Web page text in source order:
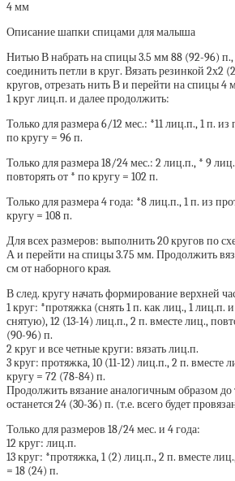
4 мм
Описание шапки спицами для малыша
Нитью В набрать на спицы 3.5 мм 88 (92-96) п.,
соединить петли в круг. Вязать резинкой 2х2
кругов, отрезать нить В и перейти на спицы
1 круг лиц.п. и далее продолжить:
Только для размера 6/12 мес.: *11 лиц.п., 1 п.
по кругу = 96 п.
Только для размера 18/24 мес.: 2 лиц.п., * 9
повторять от * по кругу = 102 п.
Только для размера 4 года: *8 лиц.п., 1 п. из
кругу = 108 п.
Для всех размеров: выполнить 20 кругов по
А и перейти на спицы 3.75 мм. Продолжить
см от наборного края.
В след. кругу начать формирование верхней
1 круг: *протяжка (снять 1 п. как лиц., 1 лиц.п.
снятую), 12 (13-14) лиц.п., 2 п. вместе лиц.,
(90-96) п.
2 круг и все четные круги: вязать лиц.п.
3 круг: протяжка, 10 (11-12) лиц.п., 2 п. вместе
кругу = 72 (78-84) п.
Продолжить вязание аналогичным образом до
останется 24 (30-36) п. (т.е. всего будет
Только для размеров 18/24 мес. и 4 года:
12 круг: лиц.п.
13 круг: *протяжка, 1 (2) лиц.п., 2 п. вместе
= 18 (24) п.